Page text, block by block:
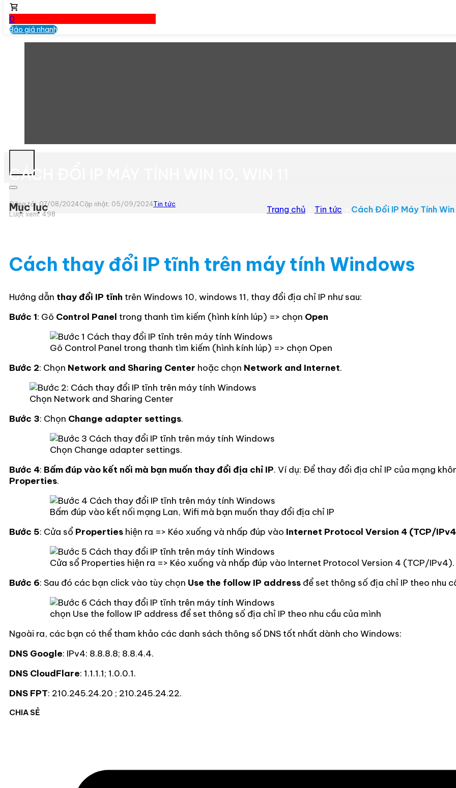
0
Báo giá nhanh
CÁCH ĐỔI IP MÁY TÍNH WIN 10, WIN 11
Trang chủ Tin tức Cách Đổi IP Máy Tính Win
Đăng tải: 07/08/2024Cập nhật: 05/09/2024Tin tức
Lượt xem: 498
Mục lục
Cách thay đổi IP tĩnh trên máy tính Windows
Hướng dẫn thay đổi IP tĩnh trên Windows 10, windows 11, thay đổi địa chỉ IP như sau:
Bước 1: Gõ Control Panel trong thanh tìm kiếm (hình kính lúp) => chọn Open
Gõ Control Panel trong thanh tìm kiếm (hình kính lúp) => chọn Open
Bước 2: Chọn Network and Sharing Center hoặc chọn Network and Internet.
Chọn Network and Sharing Center
Bước 3: Chọn Change adapter settings.
Chọn Change adapter settings.
Bước 4: Bấm đúp vào kết nối mà bạn muốn thay đổi địa chỉ IP. Ví dụ: Để thay đổi địa chỉ IP của mạng
Properties.
Bấm đúp vào kết nối mạng Lan, Wifi mà bạn muốn thay đổi địa chỉ IP
Bước 5: Cửa sổ Properties hiện ra => Kéo xuống và nhấp đúp vào Internet Protocol Version 4 (TCP/
Cửa sổ Properties hiện ra => Kéo xuống và nhấp đúp vào Internet Protocol Version 4 (TCP/IPv4).
Bước 6: Sau đó các bạn click vào tùy chọn Use the follow IP address để set thông số địa chỉ IP theo nhu
chọn Use the follow IP address để set thông số địa chỉ IP theo nhu cầu của mình
Ngoài ra, các bạn có thể tham khảo các danh sách thông số DNS tốt nhất dành cho Windows:
DNS Google: IPv4: 8.8.8.8; 8.8.4.4.
DNS CloudFlare: 1.1.1.1; 1.0.0.1.
DNS FPT: 210.245.24.20 ; 210.245.24.22.
CHIA SẺ